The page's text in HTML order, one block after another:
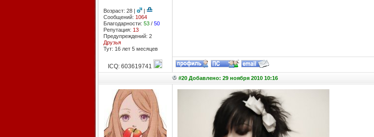
Возраст: 28 |
|
Сообщений: 1064
Благодарности: 53/ 50
Репутация: 13
Предупреждений: 2
Друзья
Тут: 16 лет 5 месяцев
ICQ: 603619741
#20 Добавлено: 29 ноября 2010 10:16